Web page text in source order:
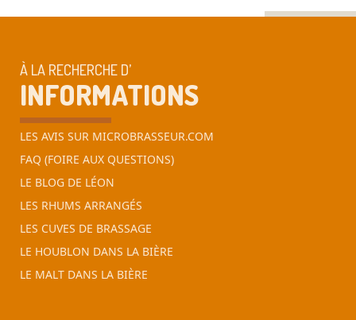
À LA RECHERCHE D’
INFORMATIONS
LES AVIS SUR MICROBRASSEUR.COM
FAQ (FOIRE AUX QUESTIONS)
LE BLOG DE LÉON
LES RHUMS ARRANGÉS
LES CUVES DE BRASSAGE
LE HOUBLON DANS LA BIÈRE
LE MALT DANS LA BIÈRE